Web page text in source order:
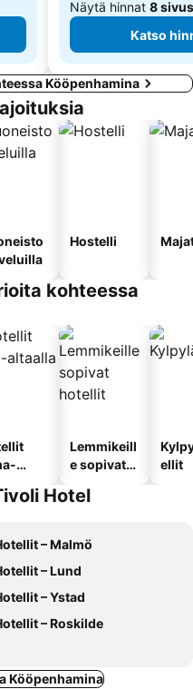
Näytä hinnat 8
Katso
Kööpenhamina
Hostelli
kohteessa
Lemmikeill
e sopivat
ellit
Hotel
– Malmö
– Lund
– Ystad
– Roskilde
Kööpenhamina